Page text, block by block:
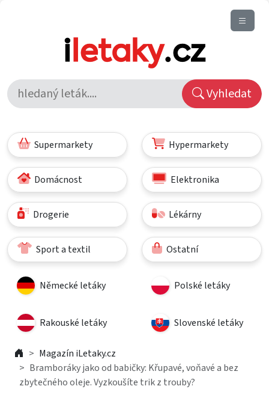
Vyhledat
Supermarkety Hypermarkety
Domácnost Elektronika
Drogerie Lékárny
Sport a textil Ostatní
Německé letáky Polské letáky
Rakouské letáky Slovenské letáky
Magazín iLetaky.cz
Bramboráky jako od babičky: Křupavé, voňavé a bez
zbytečného oleje. Vyzkoušíte trik z trouby?